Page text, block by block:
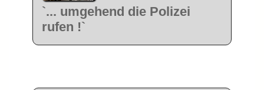
`... umgehend die Polizei
rufen !`